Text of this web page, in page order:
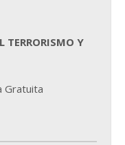
TERRORISMO Y
Gratuita